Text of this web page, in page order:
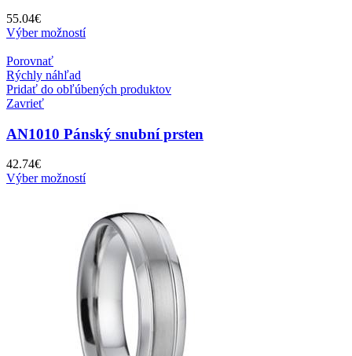
55.04€
Výber možností
Porovnať
Rýchly náhľad
Pridať do obľúbených produktov
Zavrieť
AN1010 Pánský snubní prsten
42.74€
Výber možností